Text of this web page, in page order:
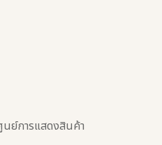
ย์การแสดงสินค้า